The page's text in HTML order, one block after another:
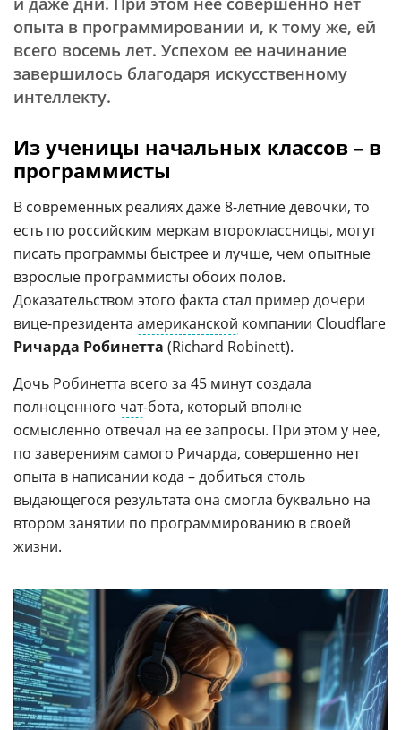
опыта в программировании и, к тому же, ей
всего восемь лет. Успехом ее начинание
завершилось благодаря искусственному
интеллекту.
Из ученицы начальных классов – в
программисты
В современных реалиях даже 8-летние девочки, то
есть по российским меркам второклассницы, могут
писать программы быстрее и лучше, чем опытные
взрослые программисты обоих полов.
Доказательством этого факта стал пример дочери
вице-президента американской компании Cloudflare
Ричарда Робинетта (Richard Robinett).
Дочь Робинетта всего за 45 минут создала
полноценного чат-бота, который вполне
осмысленно отвечал на ее запросы. При этом у нее,
по заверениям самого Ричарда, совершенно нет
опыта в написании кода – добиться столь
выдающегося результата она смогла буквально на
втором занятии по программированию в своей
жизни.